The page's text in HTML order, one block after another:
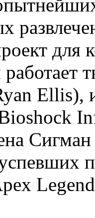
для
Ellis),